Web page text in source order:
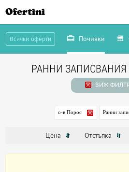
Ofertini
Всички оферти Почивки
РАННИ ЗАПИСВАНИЯ
ВИЖ
о-в Порос Ранни
Цена Отстъпка